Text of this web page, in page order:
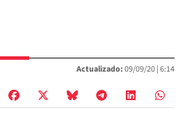
Actualizado:09/09/20 |6:14